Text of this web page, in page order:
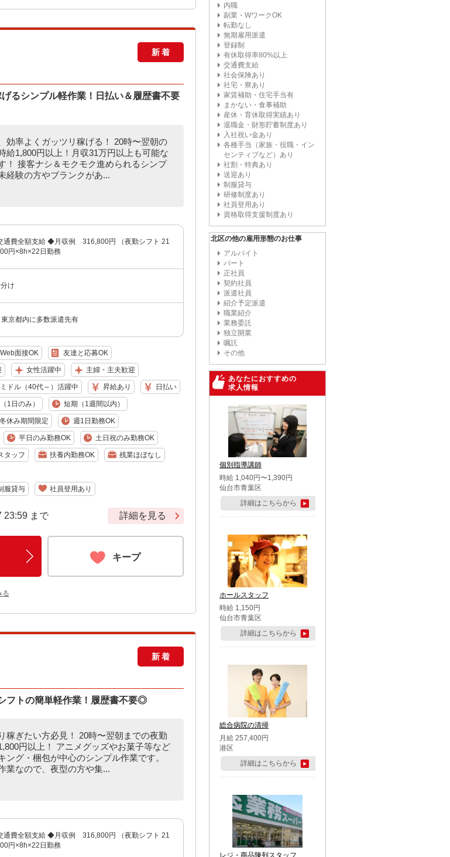
新着
るシンプル軽作業！日払い＆履歴書不要
効率よくガッツリ稼げる！ 20時〜翌朝の
給1,800円以上！月収31万円以上も可能な
！ 接客ナシ＆モクモク進められるシンプ
経験の方やブランクがあ...
通費全額支給 ◆月収例 316,800円 （夜勤シフト 21
円×8h×22日勤務
け
京都内に多数派遣先有
Web面接OK 友達と応募OK
女性活躍中 主婦・主夫歓迎
ミドル（40代～）活躍中 昇給あり 日払い
1日のみ） 短期（1週間以内）
休み期間限定 週1日勤務OK
平日のみ勤務OK 土日祝のみ勤務OK
タッフ 扶養内勤務OK 残業ほぼなし
服貸与 社員登用あり
まで 詳細を見る
キープ
る
新着
フトの簡単軽作業！履歴書不要◎
稼ぎたい方必見！ 20時〜翌朝までの夜勤
円以上！ アニメグッズやお菓子等など
ング・梱包が中心のシンプル作業です。
業なので、夜型の方や集...
通費全額支給 ◆月収例 316,800円 （夜勤シフト 21
円×8h×22日勤務
内職
副業・WワークOK
転勤なし
無期雇用派遣
登録制
有休取得率80%以上
交通費支給
社会保険あり
社宅・寮あり
家賃補助・住宅手当有
まかない・食事補助
産休・育休取得実績あり
退職金・財形貯蓄制度あり
入社祝い金あり
各種手当（家族・役職・イン
センティブなど）あり
社割・特典あり
送迎あり
制服貸与
研修制度あり
社員登用あり
資格取得支援制度あり
北区の他の雇用形態のお仕事
アルバイト
パート
正社員
契約社員
派遣社員
紹介予定派遣
職業紹介
業務委託
独立開業
嘱託
その他
あなたにおすすめの
求人情報
個別指導講師
時給 1,040円〜1,390円
仙台市青葉区
詳細はこちらから
ホールスタッフ
時給 1,150円
仙台市青葉区
詳細はこちらから
総合病院の清掃
月給 257,400円
港区
詳細はこちらから
レジ・商品陳列スタッフ